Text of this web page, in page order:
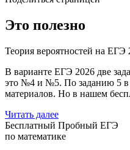
Это полезно
Теория вероятностей на ЕГЭ
В варианте ЕГЭ 2026 две
это №4 и №5. По заданию 5 в
материалов. Но в нашем
Читать далее
Бесплатный Пробный ЕГЭ
по математике